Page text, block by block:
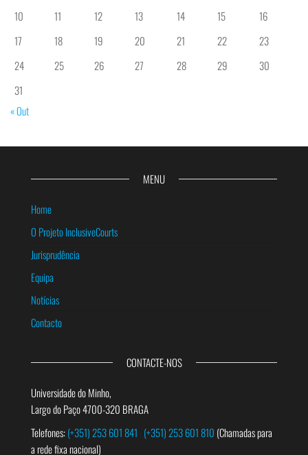
10
11 12 13 14 15
16
17
18 19 20 21 22
23
24
25 26 27 28 29
30
31
« Out
MENU
Home
O Projeto InclusiveCourts
Jurisprudência
Equipa
Notícias
Contacto
CONTACTE-NOS
Universidade do Minho,
Largo do Paço 4700-320 BRAGA
Telefones:(+351) 253 601 841 (+351) 253 601 810 (Chamadas para
a rede fixa nacional)